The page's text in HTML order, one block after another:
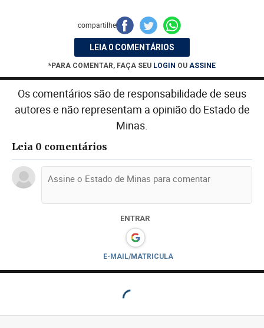
compartilhe
LEIA 0 COMENTÁRIOS
*PARA COMENTAR, FAÇA SEU LOGIN OU ASSINE
Os comentários são de responsabilidade de seus
autores e não representam a opinião do Estado de
Minas.
Leia 0 comentários
ENTRAR
E-MAIL/MATRICULA